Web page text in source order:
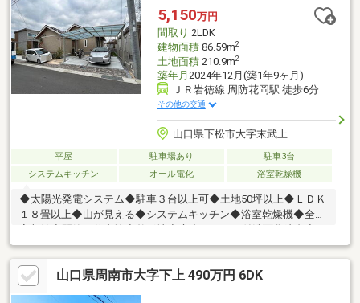
た経験豊富なエージェントがご成約後もしっかりサポートさせて
いただきます！◇◆ご家族でご来店ください！◆◇キッズスペー
ス完備！
5,150万円
間取り 2LDK
建物面積86.59m2
土地面積210.9m2
築年月 2024年12月(築1年9ヶ月)
ＪＲ岩徳線 周防花岡駅 徒歩6分
その他の交通
山口県下松市大字末武上
平屋 駐車場あり
駐車3台
システムキッチン
オール電化 浴室乾燥機
◆太陽光発電システム◆駐車３台以上可◆土地50坪以上◆ＬＤＫ
１８畳以上◆山が見える◆システムキッチン◆浴室乾燥機◆全居
キュリティ充実◆ロフト◆ＴＶモニタ付インターホン◆緑豊かな
住宅地◆通風良好◆全居室フローリング◆ウッドデッキ◆パント
リー（食器・食品の収納庫）◆ＩＨクッキングヒーター◆平坦地
◆食器洗乾燥機◆周辺交通量少なめ◆オール電化◆高機能トイレ
山口県周南市大字下上 490万円 6DK